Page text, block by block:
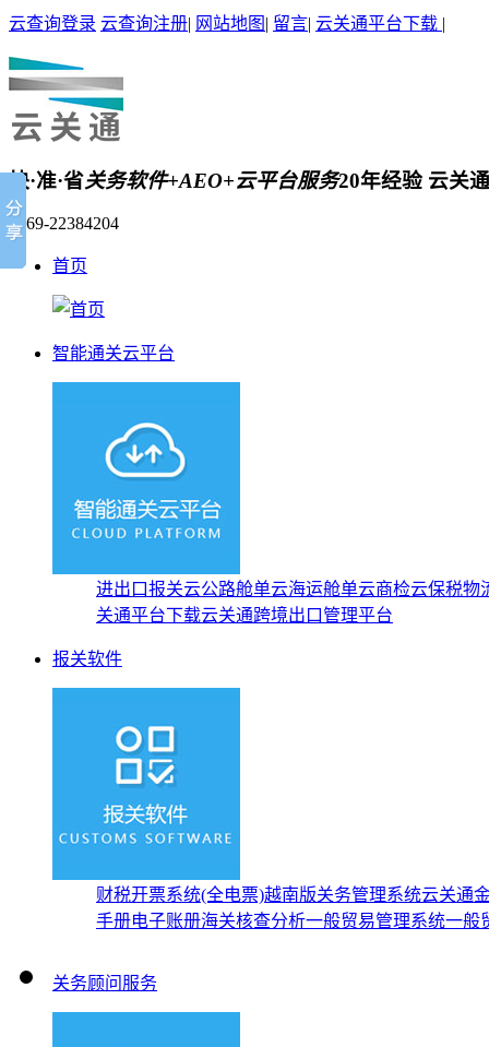
云查询登录 云查询注册| 网站地图 | 留言| 云关通平台下载 |
快·准·省关务软件+AEO+云平台服务20年经验 云关
0769-22384204
首页
智能通关云平台
进出口报关云公路舱单云海运舱单云商检云保税物
关通平台下载云关通跨境出口管理平台
报关软件
财税开票系统(全电票)越南版关务管理系统云关通
手册电子账册海关核查分析一般贸易管理系统一般
关务顾问服务